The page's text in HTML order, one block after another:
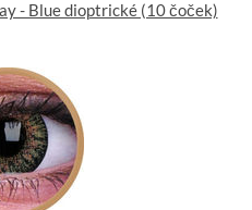
- Blue dioptrické (10 čoček)